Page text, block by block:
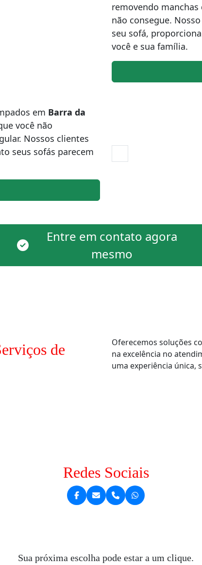
removendo
não consegue.
seu sofá,
você e sua família.
em Barra da
você não
Nossos clientes
seus sofás parecem
Entre em contato agora
mesmo
de
Oferecemos soluções
na excelência no
uma experiência única,
Redes Sociais
Sua próxima escolha pode estar a um clique.